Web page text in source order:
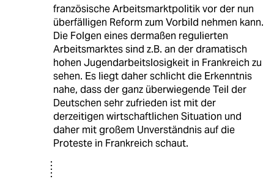
französische Arbeitsmarktpolitik vor der nun
überfälligen Reform zum Vorbild nehmen kann.
Die Folgen eines dermaßen regulierten
Arbeitsmarktes sind z.B. an der dramatisch
hohen Jugendarbeitslosigkeit in Frankreich zu
sehen. Es liegt daher schlicht die Erkenntnis
nahe, dass der ganz überwiegende Teil der
Deutschen sehr zufrieden ist mit der
derzeitigen wirtschaftlichen Situation und
daher mit großem Unverständnis auf die
Proteste in Frankreich schaut.